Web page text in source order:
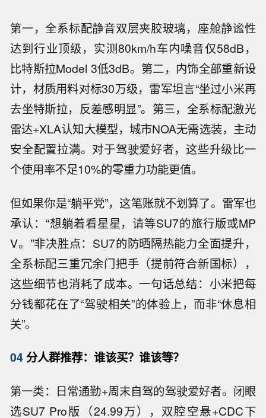
第一，全系标配静音双层夹胶玻璃，座舱静谧性
达到行业顶级，实测80km/h车内噪音仅58dB，
比特斯拉Model 3低3dB。第二，内饰全部重新设
计，材质用料对标30万级，雷军坦言“坐过小米再
去坐特斯拉，反差感明显”。第三，全系标配激光
雷达+XLA认知大模型，城市NOA无需选装，主动
安全配置拉满。对于驾驶爱好者，这些升级比一
个使用率不足10%的零重力功能更值。
但如果你是“躺平党”，这笔账就不划算了。雷军也
承认：“想躺着看星星，请等SU7的旅行版或MP
V。”非决胜点：SU7的防晒隔热能力全面提升，
全系标配三重冗余门把手（提前符合新国标），
这些细节也消耗了成本。一句话总结：小米把每
分钱都花在了“驾驶相关”的体验上，而非“休息相
关”。
04 分人群推荐：谁该买？谁该等？
第一类：日常通勤+周末自驾的驾驶爱好者。闭眼
选SU7 Pro版（24.99万），双腔空悬+CDC下